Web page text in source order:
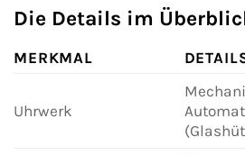
Die Details im
MERKMAL
Uhrwerk